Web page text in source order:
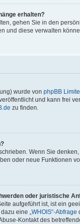
erhalten?
gehen Sie in den
und diese verwalten
wurde von phpBB
und kann frei
zu finden.
Wenn Sie
oder neue Funktionen
oder juristische
aufgeführt ist, ist ein
eine „WHOIS“-Abfrage
Kontakt des